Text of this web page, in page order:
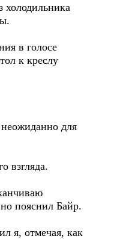
холодильника
в голосе
к креслу
для
взгляда.
пояснил Байр.
я, отмечая, как